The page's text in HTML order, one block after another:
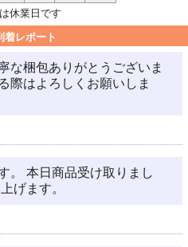
休業日です
着レポート
な梱包ありがとうございま
際はよろしくお願いしま
。 本日商品受け取りまし
げます。